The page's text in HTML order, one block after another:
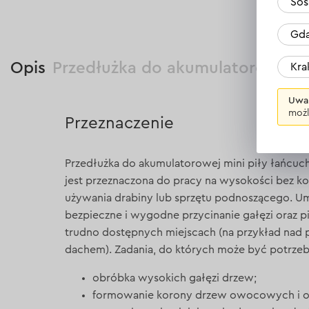
Opis Przedłużka do akumulatorowej
Przeznaczenie
Przedłużka do akumulatorowej mini piły
jest przeznaczona do pracy na wysokości bez
używania drabiny lub sprzętu podnoszącego.
bezpieczne i wygodne przycinanie gałęzi oraz
trudno dostępnych miejscach (na przykład nad
dachem). Zadania, do których może być
obróbka wysokich gałęzi drzew;
formowanie korony drzew owocowych i